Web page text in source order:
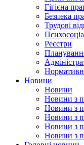
Гігієна
Безпека
Трудові
Реєстри
Новини
Новини
Новини з
Новини з
Новини з
Новини з
Новини з